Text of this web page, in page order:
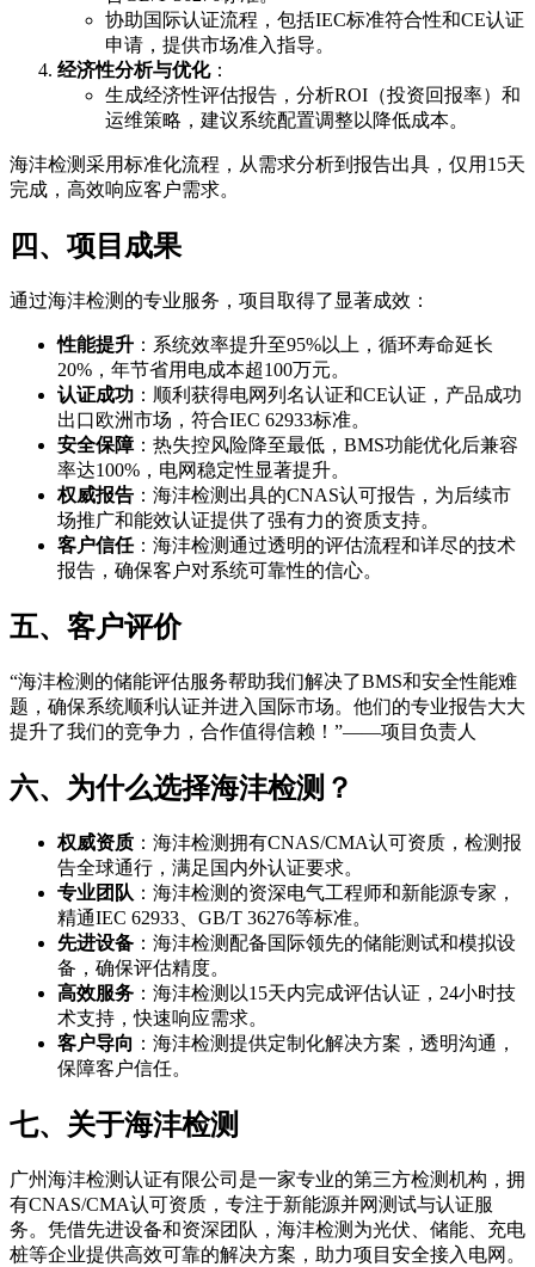
协助国际认证流程，包括IEC标准符合性和CE认证
申请，提供市场准入指导。
经济性分析与优化：
生成经济性评估报告，分析ROI（投资回报率）和
运维策略，建议系统配置调整以降低成本。
海沣检测采用标准化流程，从需求分析到报告出具，仅用15天
完成，高效响应客户需求。
四、项目成果
通过海沣检测的专业服务，项目取得了显著成效：
性能提升 ：系统效率提升至95%以上，循环寿命延长
20%，年节省用电成本超100万元。
认证成功 ：顺利获得电网列名认证和CE认证，产品成功
出口欧洲市场，符合IEC 62933标准。
安全保障：热失控风险降至最低，BMS功能优化后兼容
率达100%，电网稳定性显著提升。
权威报告 ：海沣检测出具的CNAS认可报告，为后续市
场推广和能效认证提供了强有力的资质支持。
客户信任：海沣检测通过透明的评估流程和详尽的技术
报告，确保客户对系统可靠性的信心。
五、客户评价
“海沣检测的储能评估服务帮助我们解决了BMS和安全性能难
题，确保系统顺利认证并进入国际市场。他们的专业报告大大
提升了我们的竞争力，合作值得信赖！”——项目负责人
六、为什么选择海沣检测？
权威资质 ：海沣检测拥有CNAS/CMA认可资质，检测报
告全球通行，满足国内外认证要求。
专业团队 ：海沣检测的资深电气工程师和新能源专家，
精通IEC 62933、GB/T 36276等标准。
先进设备 ：海沣检测配备国际领先的储能测试和模拟设
备，确保评估精度。
高效服务 ：海沣检测以15天内完成评估认证，24小时技
术支持，快速响应需求。
客户导向 ：海沣检测提供定制化解决方案，透明沟通，
保障客户信任。
七、关于海沣检测
广州海沣检测认证有限公司是一家专业的第三方检测机构，拥
有CNAS/CMA认可资质，专注于新能源并网测试与认证服
务。凭借先进设备和资深团队，海沣检测为光伏、储能、充电
桩等企业提供高效可靠的解决方案，助力项目安全接入电网。